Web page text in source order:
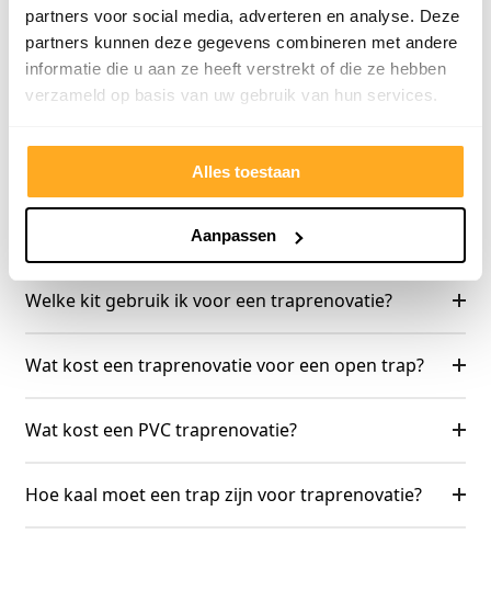
partners voor social media, adverteren en analyse. Deze
partners kunnen deze gegevens combineren met andere
informatie die u aan ze heeft verstrekt of die ze hebben
verzameld op basis van uw gebruik van hun services.
Alles toestaan
Aanpassen
Kom naar de fabriek Neem contact op
Veelgestelde vragen over
traprenovaties
Wat kost een traprenovatie?
Welke kit gebruik ik voor een traprenovatie?
Wat kost een traprenovatie voor een open trap?
Wat kost een PVC traprenovatie?
Hoe kaal moet een trap zijn voor traprenovatie?